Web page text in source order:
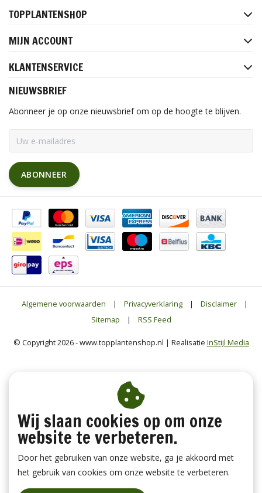
TOPPLANTENSHOP
MIJN ACCOUNT
KLANTENSERVICE
NIEUWSBRIEF
Abonneer je op onze nieuwsbrief om op de hoogte te blijven.
ABONNEER
Algemene voorwaarden | Privacyverklaring | Disclaimer
|
Sitemap
| RSS Feed
© Copyright 2026 - www.topplantenshop.nl | Realisatie InStijl Media
Wij slaan cookies op om onze
website te verbeteren.
Door het gebruiken van onze website, ga je akkoord met
het gebruik van cookies om onze website te verbeteren.